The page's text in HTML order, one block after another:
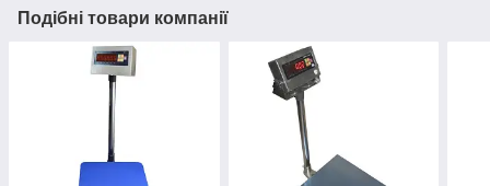
Подібні товари компанії